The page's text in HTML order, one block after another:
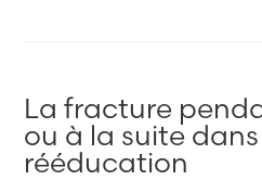
La fracture
ou à la suite
rééducation